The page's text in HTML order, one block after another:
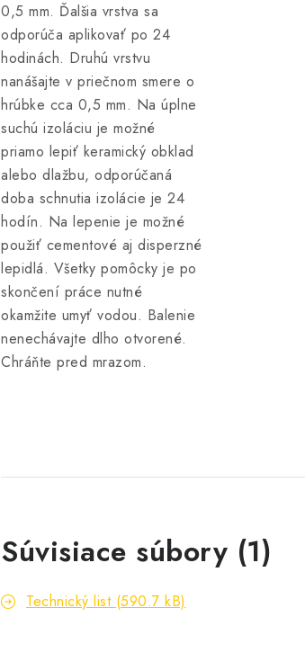
0,5 mm. Ďalšia vrstva sa
odporúča aplikovať po 24
hodinách. Druhú vrstvu
nanášajte v priečnom smere o
hrúbke cca 0,5 mm. Na úplne
suchú izoláciu je možné
priamo lepiť keramický obklad
alebo dlažbu, odporúčaná
doba schnutia izolácie je 24
hodín. Na lepenie je možné
použiť cementové aj disperzné
lepidlá. Všetky pomôcky je po
skončení práce nutné
okamžite umyť vodou. Balenie
nenechávajte dlho otvorené.
Chráňte pred mrazom.
Súvisiace súbory (1)
Technický list (590.7 kB)